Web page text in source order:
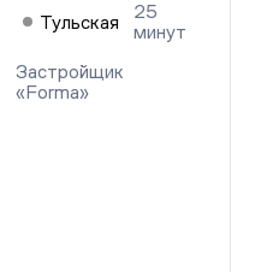
Тульская
25
минут
Застройщик
«Forma»